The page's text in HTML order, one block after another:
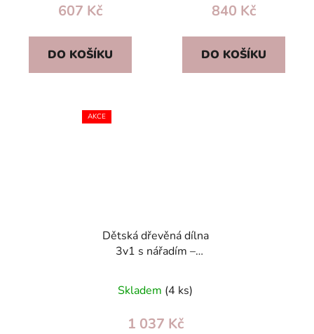
607 Kč
DO KOŠÍKU
840 Kč
DO KOŠÍKU
AKCE
Dětská dřevěná dílna
3v1 s nářadím –
sklad, dárek 3+
Skladem (4 ks)
1 037 Kč